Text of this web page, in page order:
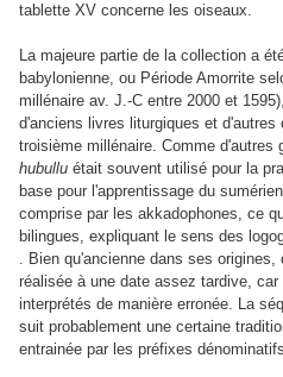
tablette XV concerne les oiseaux.
La majeure partie de la collection a
babylonienne, ou Période Amorrite
millénaire av. J.-C entre 2000 et
d'anciens livres liturgiques et
troisième millénaire. Comme d'autres
hubullu était souvent utilisé pour la
base pour l'apprentissage du
comprise par les akkadophones, ce
bilingues, expliquant le sens des
. Bien qu'ancienne dans ses
réalisée à une date assez tardive,
interprétés de manière erronée. La
suit probablement une certaine
entrainée par les préfixes